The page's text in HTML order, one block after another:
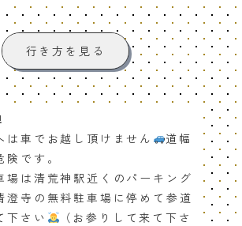
行き方を見る
は車でお越し頂けません
道幅
です。
場は清荒神駅近くのパーキング
澄寺の無料駐車場に停めて参道
下さい
（お参りして来て下さ